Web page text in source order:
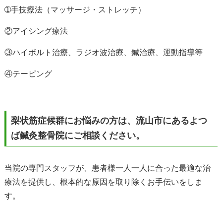
➀手技療法（マッサージ・ストレッチ）
②アイシング療法
③ハイボルト治療、 ラジオ波治療、鍼治療、運動指導等
④テーピング
梨状筋症候群にお悩みの方は、流山市にあるよつ
ば鍼灸整骨院にご相談ください。
当院の専門スタッフが、患者様一人一人に合った最適な治
療法を提供し、根本的な原因を取り除くお手伝いをしま
す。